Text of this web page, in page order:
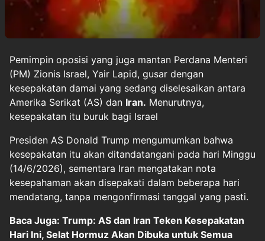
Pemimpin oposisi yang juga mantan Perdana Menteri
(PM) Zionis Israel, Yair Lapid, gusar dengan
kesepakatan damai yang sedang diselesaikan antara
Amerika Serikat (AS) dan Iran. Menurutnya,
kesepakatan itu buruk bagi Israel
Presiden AS Donald Trump mengumumkan bahwa
kesepakatan itu akan ditandatangani pada hari Minggu
(14/6/2026), sementara Iran mengatakan nota
kesepahaman akan disepakati dalam beberapa hari
mendatang, tanpa mengonfirmasi tanggal yang pasti.
Baca Juga: Trump: AS dan Iran Teken Kesepakatan
Hari Ini, Selat Hormuz Akan Dibuka untuk Semua